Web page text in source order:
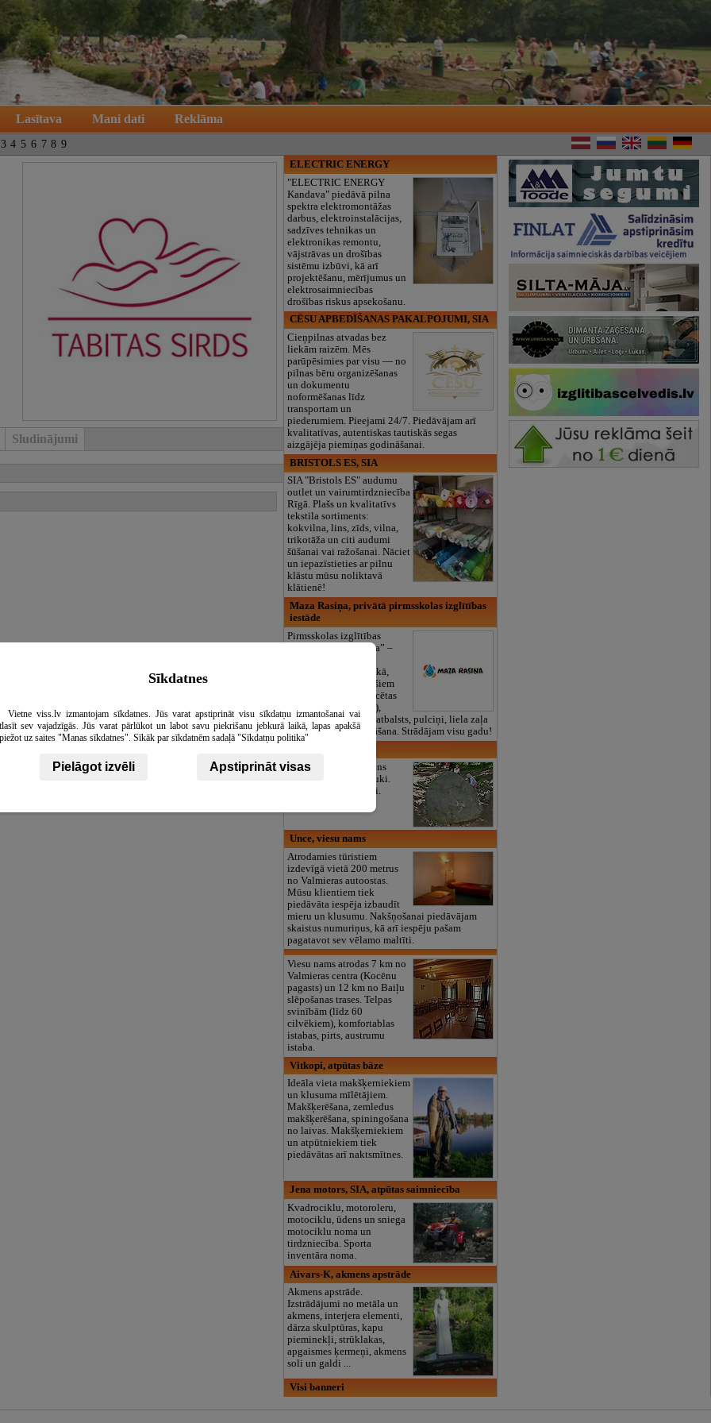
Lasītava Mani dati Reklāma
3 4 5 6 7 8 9
Sludinājumi
ELECTRIC ENERGY
"ELECTRIC ENERGY
Kandava" piedāvā pilna
spektra elektromontāžas
darbus, elektroinstalācijas,
sadzīves tehnikas un
elektronikas remontu,
vājstrāvas un drošības
sistēmu izbūvi, kā arī
projektēšanu, mērījumus un
elektrosaimniecības
drošības riskus apsekošanu.
CĒSU APBEDĪŠANAS PAKALPOJUMI, SIA
Cieņpilnas atvadas bez
liekām raizēm. Mēs
parūpēsimies par visu — no
pilnas bēru organizēšanas
un dokumentu
noformēšanas līdz
transportam un
piederumiem. Pieejami 24/7. Piedāvājam arī
kvalitatīvas, autentiskas tautiskās segas
aizgājēja piemiņas godināšanai.
BRISTOLS ES, SIA
SIA "Bristols ES" audumu
outlet un vairumtirdzniecība
Rīgā. Plašs un kvalitatīvs
tekstila sortiments:
kokvilna, lins, zīds, vilna,
trikotāža un citi audumi
šūšanai vai ražošanai. Nāciet
un iepazīstieties ar pilnu
klāstu mūsu noliktavā
klātienē!
Maza Rasiņa, privātā pirmsskolas izglītības
iestāde
Pirmsskolas izglītības
iestāde “Maza Rasiņa” –
Pārdaugavā, Zasulaukā,
bērniem no 10 mēnešiem
līdz 6 gadiem. Licencētas
programmas (LV/RU),
logopēds, speciālais atbalsts, pulciņi, liela zaļa
teritorija un 3x ēdināšana. Strādājam visu gadu!
Sena svētvieta, akmens
krāvumi, enerģiju lauki.
Izzini sevi un senatni.
Unce, viesu nams
Atrodamies tūristiem
izdevīgā vietā 200 metrus
no Valmieras autoostas.
Mūsu klientiem tiek
piedāvāta iespēja izbaudīt
mieru un klusumu. Nakšņošanai piedāvājam
skaistus numuriņus, kā arī iespēju pašam
pagatavot sev vēlamo maltīti.
Viesu nams atrodas 7 km no
Valmieras centra (Kocēnu
pagasts) un 12 km no Baiļu
slēpošanas trases. Telpas
svinībām (līdz 60
cilvēkiem), komfortablas
istabas, pirts, austrumu
istaba.
Vitkopi, atpūtas bāze
Ideāla vieta makšķerniekiem
un klusuma mīlētājiem.
Makšķerēšana, zemledus
makšķerēšana, spiningošana
no laivas. Makšķerniekiem
un atpūtniekiem tiek
piedāvātas arī naktsmītnes.
Jena motors, SIA, atpūtas saimniecība
Kvadrociklu, motoroleru,
motociklu, ūdens un sniega
motociklu noma un
tirdzniecība. Sporta
inventāra noma.
Aivars-K, akmens apstrāde
Akmens apstrāde.
Izstrādājumi no metāla un
akmens, interjera elementi,
dārza skulptūras, kapu
pieminekļi, strūklakas,
apgaismes ķermeņi, akmens
soli un galdi ...
Visi banneri
Sīkdatnes
Vietne viss.lv izmantojam sīkdatnes. Jūs varat apstiprināt visu sīkdatņu izmantošanai vai
sev vajadzīgās. Jūs varat pārlūkot un labot savu piekrišanu jebkurā laikā, lapas apakšā
uz saites "Manas sīkdatnes". Sīkāk par sīkdatnēm sadaļā "Sīkdatņu politika"
Pielāgot izvēli Apstiprināt visas